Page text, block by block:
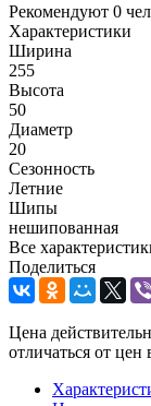
Рекомендуют 0
Характеристики
Ширина
255
Высота
50
Диаметр
20
Сезонность
Летние
Шипы
нешипованная
Все
Поделиться
Цена
отличаться от